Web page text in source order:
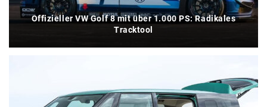
Offizieller VW Golf 8 mit über 1.000 PS: Radikales
Tracktool